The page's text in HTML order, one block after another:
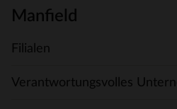
Manfield
Filialen
Verantwortungsvolles